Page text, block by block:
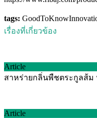
tags: GoodToKnow
เรื่องที่เกี่ยวข้อง
Article
สาหร่ายกลิ่นพืชตระกูลส้ม
Article